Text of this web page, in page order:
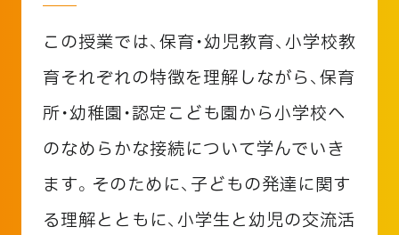
この授業では、保育・幼児教育、小学校教
育それぞれの特徴を理解しながら、保育
所・幼稚園・認定こども園から小学校へ
のなめらかな接続について学んでいき
ます。そのために、子どもの発達に関す
る理解とともに、小学生と幼児の交流活